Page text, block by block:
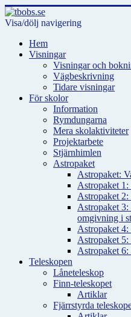
Visa/dölj navigering
Hem
Visningar
Visningar och
Vägbeskrivning
Tidare visningar
För skolor
Information
Rymdungarna
Mera skolaktiviteter
Projektarbete
Stjärnhimlen
Astropaket
Astropaket:
Astropaket 1:
Astropaket 2:
Astropaket
omgivning i
Astropaket 4:
Astropaket
Astropaket
Teleskopen
Låneteleskop
Finn-teleskopet
Artiklar
Fjärrstyrda